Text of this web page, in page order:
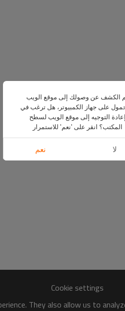
Cookie settings
They also allow us to
الكشف عن وصولك إلى موقع الويب
على جهاز الكمبيوتر، هل ترغب في
إعادة التوجيه إلى موقع الويب لسطح
المكتب؟ انقر على 'نعم' للاستمرار
لا نعم